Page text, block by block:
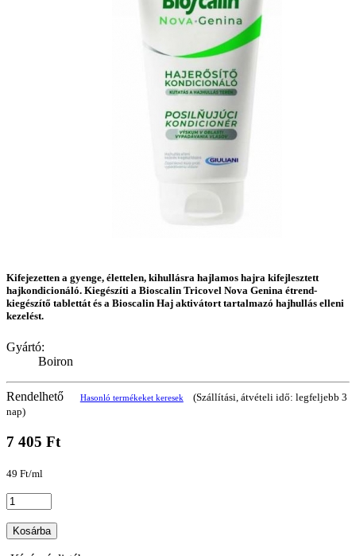
Kifejezetten a gyenge, élettelen, kihullásra hajlamos hajra kifejlesztett
hajkondicionáló. Kiegészíti a Bioscalin Tricovel Nova Genina étrend-
kiegészítő tablettát és a Bioscalin Haj aktivátort tartalmazó hajhullás elleni
kezelést.
Gyártó:
Boiron
Rendelhető Hasonló termékeket keresek
(Szállítási, átvételi idő: legfeljebb 3
nap)
7 405 Ft
49 Ft/ml
Kosárba